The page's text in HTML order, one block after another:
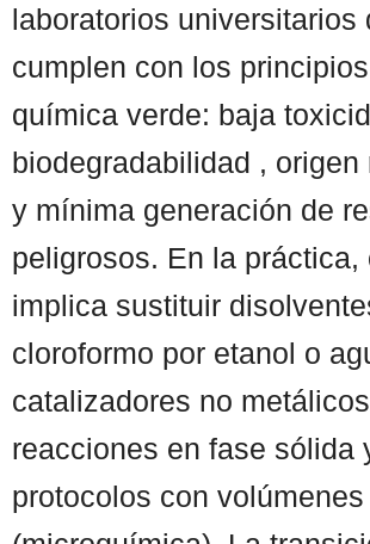
laboratorios universitarios
cumplen con los
química verde: baja
biodegradabilidad , origen
y mínima generación de
peligrosos. En la práctica,
implica sustituir
cloroformo por etanol o
catalizadores no
reacciones en fase sólida
protocolos con